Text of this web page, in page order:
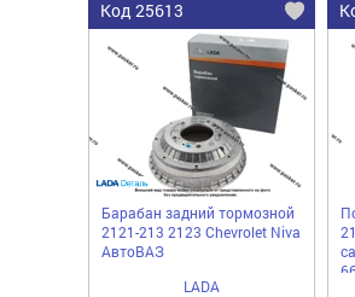
Код 25613
Барабан задний тормозной
2121-213 2123 Chevrolet Niva
АвтоВАЗ
LADA